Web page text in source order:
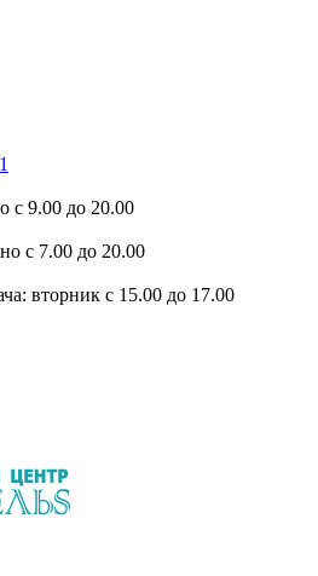
с 9.00 до 20.00
с 7.00 до 20.00
вторник с 15.00 до 17.00